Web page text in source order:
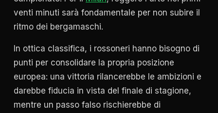
venti minuti sarà fondamentale per non subire il
ritmo dei bergamaschi.
In ottica classifica, i rossoneri hanno bisogno di
punti per consolidare la propria posizione
europea: una vittoria rilancerebbe le ambizioni e
darebbe fiducia in vista del finale di stagione,
mentre un passo falso rischierebbe di